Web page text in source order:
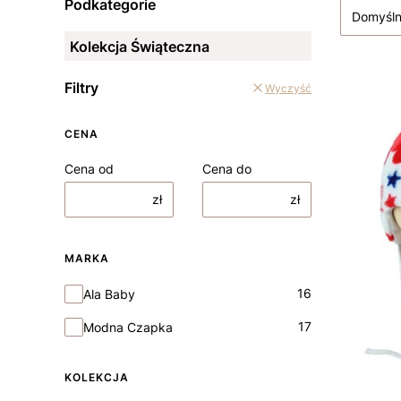
Podkategorie
Kolekcja Świąteczna
Filtry Wyczyść
CENA
Cena od
zł
Cena do
zł
MARKA
Marka
Ala Baby 16
Modna Czapka 17
KOLEKCJA